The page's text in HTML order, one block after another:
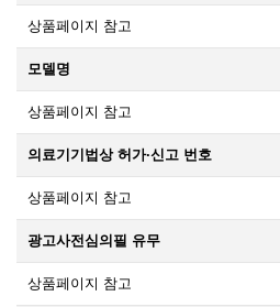
상품페이지 참고
모델명
상품페이지 참고
의료기기법상 허가·신고 번호
상품페이지 참고
광고사전심의필 유무
상품페이지 참고